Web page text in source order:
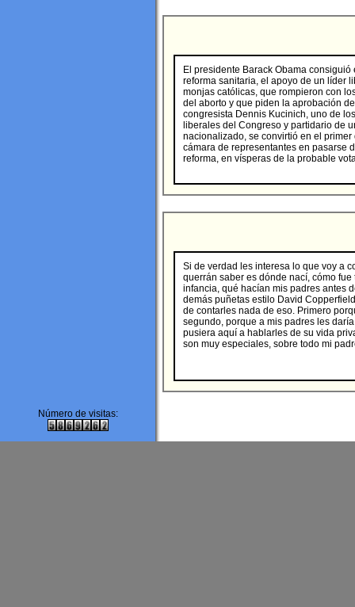
El presidente Barack Obama
reforma sanitaria, el apoyo de un líder
monjas católicas, que rompieron con
del aborto y que piden la aprobación
congresista Dennis Kucinich, uno de
liberales del Congreso y partidario de
nacionalizado, se convirtió en el primer
cámara de representantes en pasarse
reforma, en vísperas de la probable
Si de verdad les interesa lo que voy a
querrán saber es dónde nací, cómo
infancia, qué hacían mis padres antes
demás puñetas estilo David
de contarles nada de eso. Primero
segundo, porque a mis padres les
pusiera aquí a hablarles de su vida
son muy especiales, sobre todo mi
Número de visitas: